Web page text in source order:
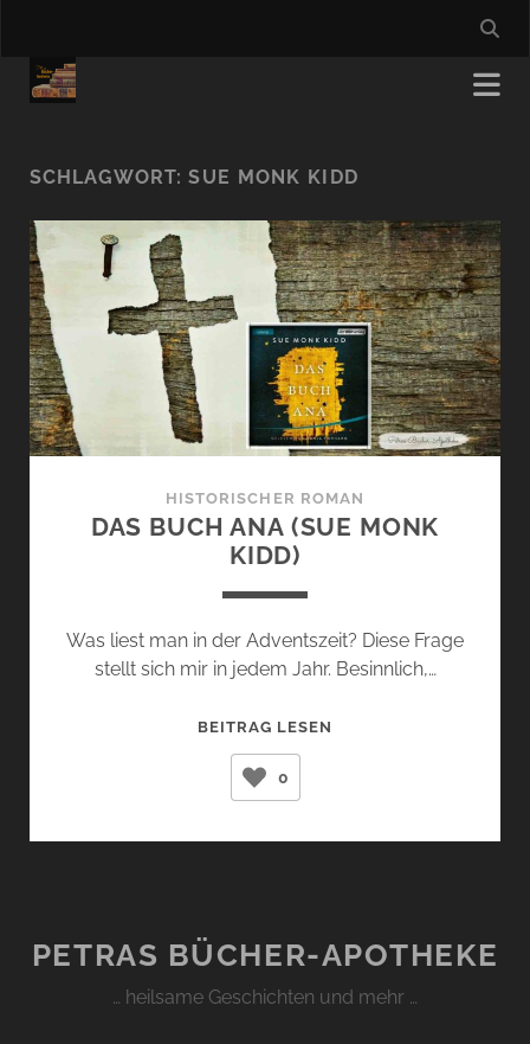
SCHLAGWORT:SUE MONK KIDD
HISTORISCHER ROMAN
DAS BUCH ANA (SUE MONK
KIDD)
Was liest man in der Adventszeit? Diese Frage
stellt sich mir in jedem Jahr. Besinnlich,…
BEITRAG LESEN
MONK
0
PETRAS BÜCHER-APOTHEKE
… heilsame Geschichten und mehr …